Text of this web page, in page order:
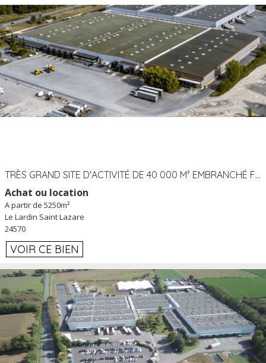
TRÈS GRAND SITE D'ACTIVITÉ DE 40 000 M² EMBRANCHÉ FER AU LARDIN SAINT LAZARE (24) PROCHE A89 À LOUER
Achat ou location
A partir de 5250m²
Le Lardin Saint Lazare
24570
VOIR CE BIEN